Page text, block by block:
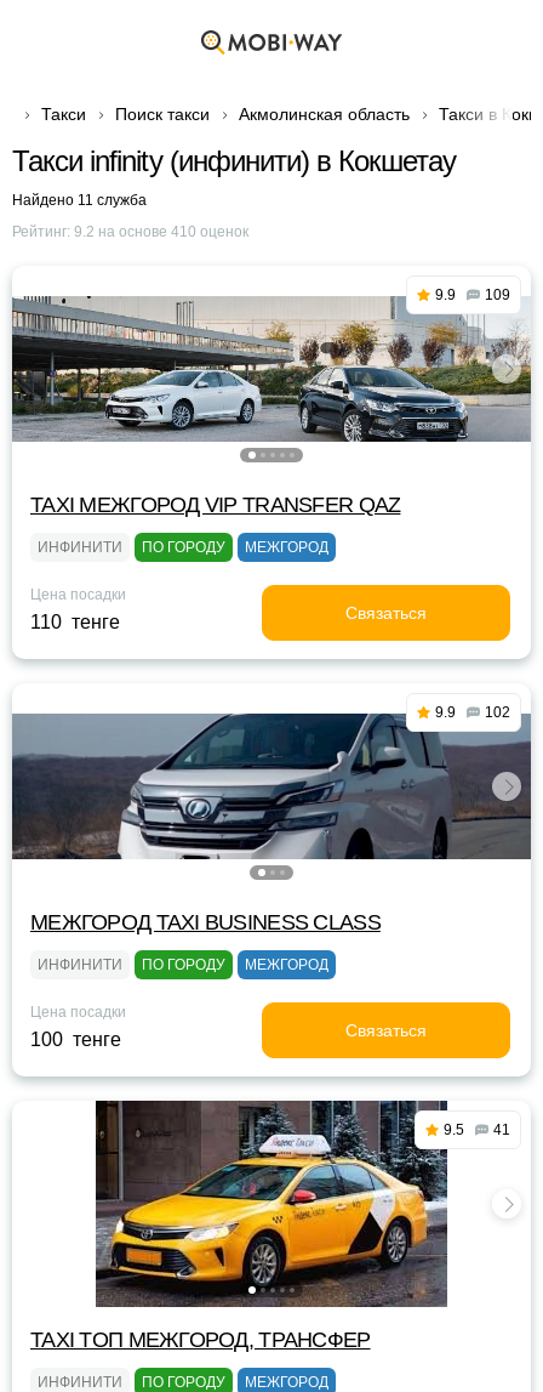
Такси Поиск такси Акмолинская область Такси в
Такси infinity (инфинити) в Кокшетау
Найдено 11 служба
Рейтинг: 9.2 на основе 410 оценок
9.9 109
TAXI МЕЖГОРОД VIP TRANSFER QАZ
ИНФИНИТИ ПО ГОРОДУ МЕЖГОРОД
Цена посадки
110 тенге Связаться
9.9 102
МЕЖГОРОД TAXI BUSINESS CLASS
ИНФИНИТИ ПО ГОРОДУ МЕЖГОРОД
Цена посадки
100 тенге Связаться
9.5 41
TAXI TOП МЕЖГОРОД, ТРАНСФЕР
ИНФИНИТИ ПО ГОРОДУ МЕЖГОРОД